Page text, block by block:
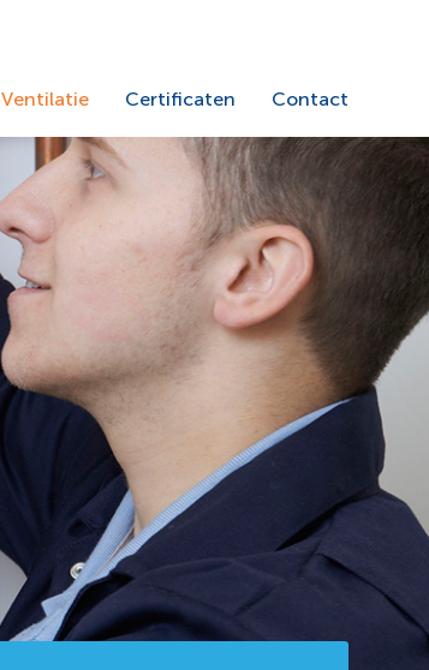
Ventilatie Certificaten Contact